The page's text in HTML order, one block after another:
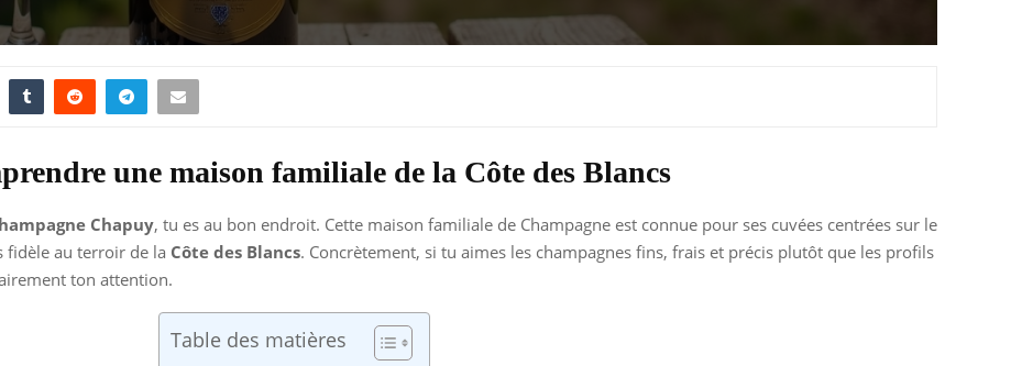
une maison familiale de la Côte des Blancs
Chapuy, tu es au bon endroit. Cette maison familiale de Champagne est connue pour ses cuvées centrées sur le
fidèle au terroir de la Côte des Blancs. Concrètement, si tu aimes les champagnes fins, frais et précis plutôt que les profils
ton attention.
Table des matières